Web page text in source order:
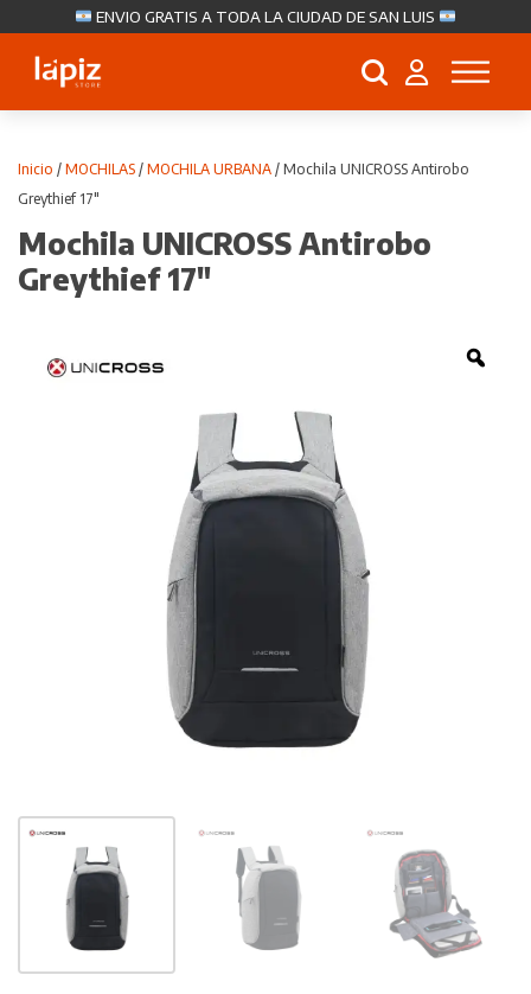
ENVIO GRATIS A TODA LA CIUDAD DE SAN LUIS
Búsqueda
Inicio / MOCHILAS / MOCHILA URBANA / Mochila UNICROSS Antirobo
Greythief 17″
Mochila UNICROSS Antirobo
Greythief 17″